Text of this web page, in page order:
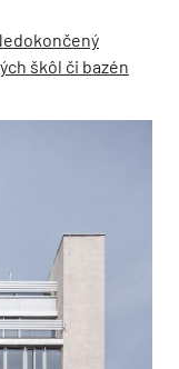
škôl či bazén